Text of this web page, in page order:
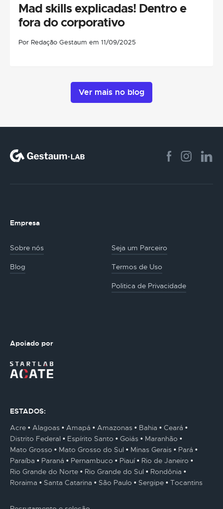
Mad skills explicadas! Dentro e
fora do corporativo
Por Redação Gestaum em 11/09/2025
Ver mais no blog
Empresa
Sobre nós Seja um Parceiro
Blog Termos de Uso
Politica de Privacidade
Apoiado por
ESTADOS:
Acre
Alagoas Amapá Amazonas Bahia
Ceará
Distrito Federal
Espírito Santo Goiás
Maranhão
Mato Grosso
Mato Grosso do Sul Minas Gerais
Pará
Paraíba
Paraná Pernambuco Piauí
Rio de Janeiro
Rio Grande do Norte
Rio Grande do Sul
Rondônia
Roraima
Santa Catarina São Paulo Sergipe Tocantins